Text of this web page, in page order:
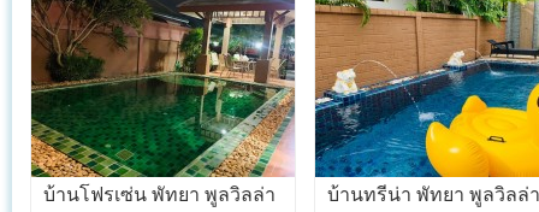
บ้านโฟรเซ่น พัทยา พูลวิลล่า บ้านทรีน่า พัทยา พูลวิลล่า